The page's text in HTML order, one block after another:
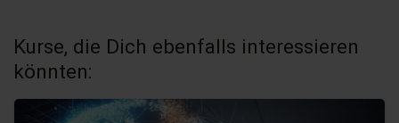
Kurse, die Dich ebenfalls interessieren
könnten: